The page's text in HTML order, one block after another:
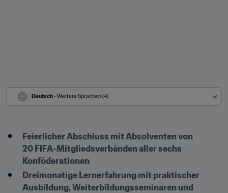
Deutsch - Weitere Sprachen (4)
Feierlicher Abschluss mit Absolventen von
20 FIFA-Mitgliedsverbänden aller sechs
Konföderationen
Dreimonatige Lernerfahrung mit praktischer
Ausbildung, Weiterbildungsseminaren und